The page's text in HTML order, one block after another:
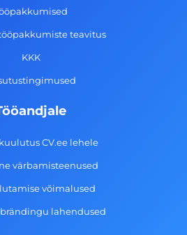
a
m
n
teavitus
KKK
CV.ee lehele
värbamisteenused
võimalused
lahendused